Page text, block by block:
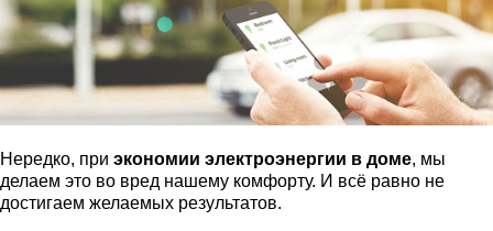
Нередко, при экономии электроэнергии в доме, мы
делаем это во вред нашему комфорту. И всё равно не
достигаем желаемых результатов.